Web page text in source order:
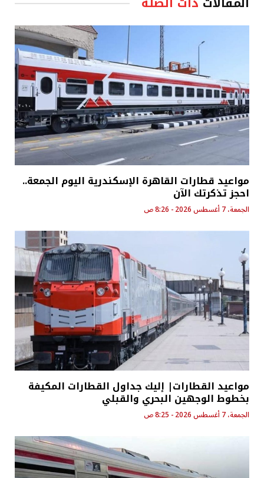
مواعيد قطارات القاهرة الإسكندرية اليوم الجمعة..
احجز تذكرتك الآن
الجمعة، 7 أغسطس 2026 - 8:26 ص
مواعيد القطارات| إليك جداول القطارات المكيفة
بخطوط الوجهين البحري والقبلي
الجمعة، 7 أغسطس 2026 - 8:25 ص